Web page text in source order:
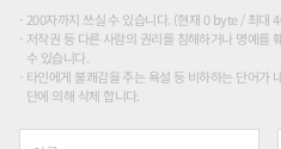
200자까지 쓰실 수 있습니다. (현재 0 byte / 최대
저작권 등 다른 사람의 권리를 침해하거나 명예를
수 있습니다.
타인에게 불쾌감을 주는 욕설 등 비하하는 단어가
단에 의해 삭제 합니다.